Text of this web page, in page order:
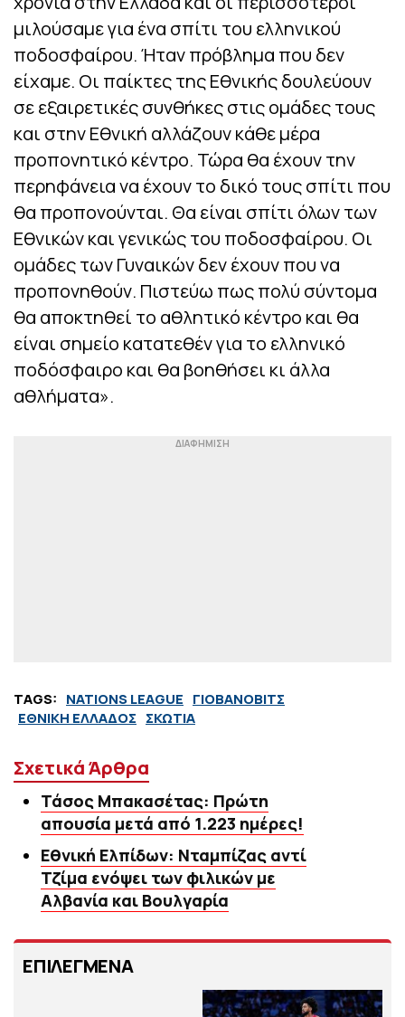
μιλούσαμε για ένα σπίτι του ελληνικού
ποδοσφαίρου. Ήταν πρόβλημα που δεν
είχαμε. Οι παίκτες της Εθνικής δουλεύουν
σε εξαιρετικές συνθήκες στις ομάδες τους
και στην Εθνική αλλάζουν κάθε μέρα
προπονητικό κέντρο. Τώρα θα έχουν την
περηφάνεια να έχουν το δικό τους σπίτι που
θα προπονούνται. Θα είναι σπίτι όλων των
Εθνικών και γενικώς του ποδοσφαίρου. Οι
ομάδες των Γυναικών δεν έχουν που να
προπονηθούν. Πιστεύω πως πολύ σύντομα
θα αποκτηθεί το αθλητικό κέντρο και θα
είναι σημείο κατατεθέν για το ελληνικό
ποδόσφαιρο και θα βοηθήσει κι άλλα
αθλήματα».
TAGS: NATIONS LEAGUE ΓΙΟΒΑΝΟΒΙΤΣ
ΕΘΝΙΚΗ ΕΛΛΑΔΟΣ ΣΚΩΤΙΑ
Σχετικά Άρθρα
Τάσος Μπακασέτας: Πρώτη
απουσία μετά από 1.223 ημέρες!
Εθνική Ελπίδων: Νταμπίζας αντί
Τζίμα ενόψει των φιλικών με
Αλβανία και Βουλγαρία
ΕΠΙΛΕΓΜΕΝΑ